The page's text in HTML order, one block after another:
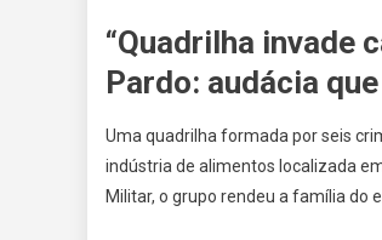
“Quadrilha invade
Pardo: audácia
Uma quadrilha formada por seis
indústria de alimentos localizada
Militar, o grupo rendeu a família do